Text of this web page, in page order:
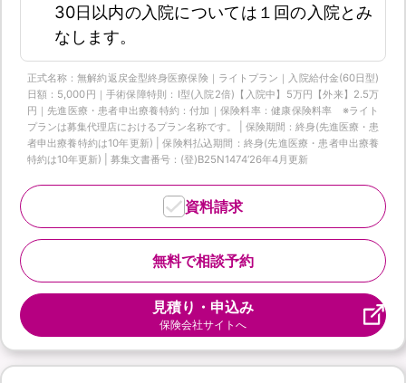
30日以内の入院については１回の入院とみ
なします。
正式名称：無解約返戻金型終身医療保険｜ライトプラン｜入院給付金(60日型)
日額：5,000円｜手術保障特則：Ⅰ型(入院2倍)【入院中】5万円【外来】2.5万
円｜先進医療・患者申出療養特約：付加｜保険料率：健康保険料率 ※ライト
プランは募集代理店におけるプラン名称です。 | 保険期間：終身(先進医療・患
者申出療養特約は10年更新) | 保険料払込期間：終身(先進医療・患者申出療養
特約は10年更新) | 募集文書番号：(登)B25N1474‘26年4月更新
無料で相談予約
資料請求
見積り・申込み
保険会社サイトへ